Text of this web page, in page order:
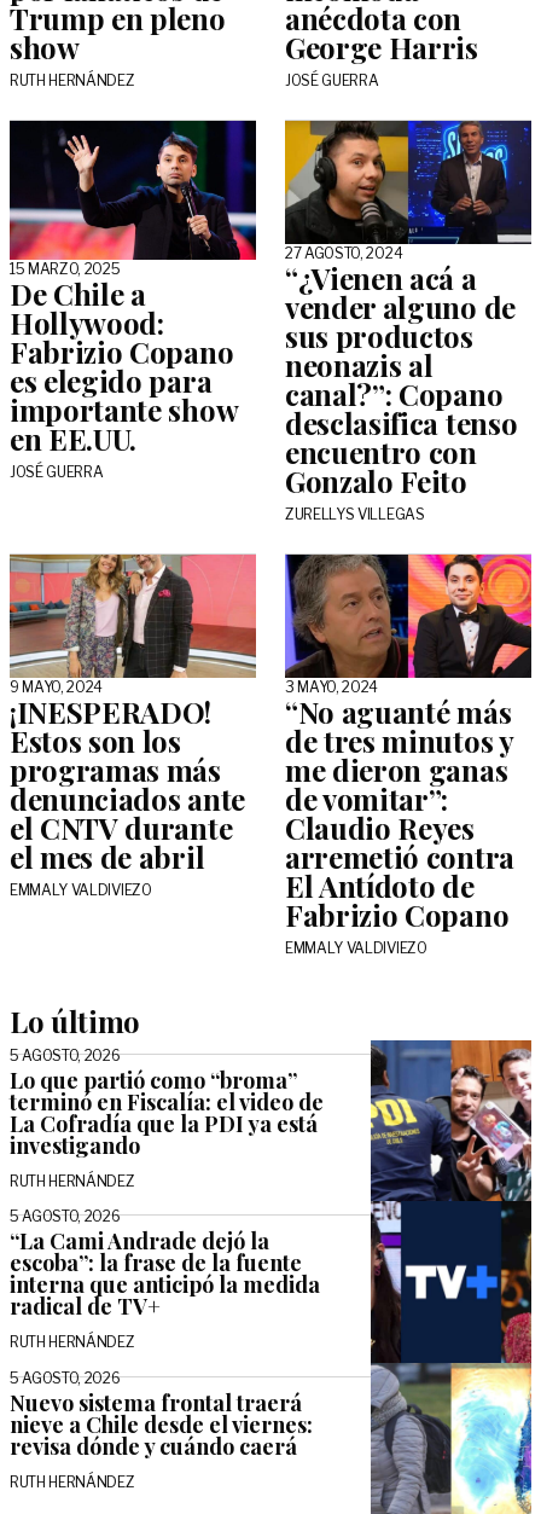
Trump en pleno
show
RUTH HERNÁNDEZ
anécdota con
George Harris
JOSÉ GUERRA
15 MARZO, 2025
De Chile a
Hollywood:
Fabrizio Copano
es elegido para
importante show
en EE.UU.
JOSÉ GUERRA
27 AGOSTO, 2024
“¿Vienen acá a
vender alguno de
sus productos
neonazis al
canal?”: Copano
desclasifica tenso
encuentro con
Gonzalo Feito
ZURELLYS VILLEGAS
9 MAYO, 2024
¡INESPERADO!
Estos son los
programas más
denunciados ante
el CNTV durante
el mes de abril
EMMALY VALDIVIEZO
3 MAYO, 2024
“No aguanté más
de tres minutos y
me dieron ganas
de vomitar”:
Claudio Reyes
arremetió contra
El Antídoto de
Fabrizio Copano
EMMALY VALDIVIEZO
Lo último
5 AGOSTO, 2026
Lo que partió como “broma”
terminó en Fiscalía: el video de
La Cofradía que la PDI ya está
investigando
RUTH HERNÁNDEZ
5 AGOSTO, 2026
“La Cami Andrade dejó la
escoba”: la frase de la fuente
interna que anticipó la medida
radical de TV+
RUTH HERNÁNDEZ
5 AGOSTO, 2026
Nuevo sistema frontal traerá
nieve a Chile desde el viernes:
revisa dónde y cuándo caerá
RUTH HERNÁNDEZ